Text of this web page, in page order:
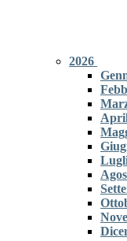
2026